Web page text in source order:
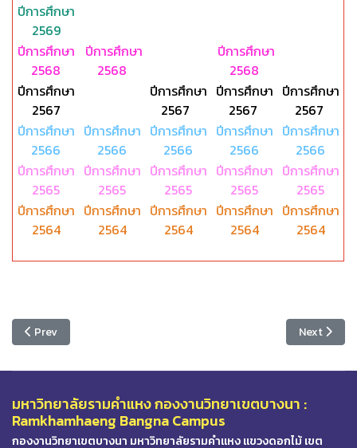
ปีการศึกษา
2569
ปีการศึกษา
2568
ปีการศึกษา
2568
ปีการศึกษา
2568
ปีการศึกษา
2567
ปีการศึกษา
2567
ปีการศึกษา
2567
ปีการศึกษา
2567
ปีการศึกษา
2566
ปีการศึกษา
2566
ปีการศึกษา
2566
ปีการศึกษา
2566
ปีการศึกษา
2566
ปีการศึกษา
2565
ปีการศึกษา
2565
ปีการศึกษา
2565
ปีการศึกษา
2565
ปีการศึกษา
2565
ปีการศึกษา
2564
ปีการศึกษา
2564
ปีการศึกษา
2564
ปีการศึกษา
2564
ปีการศึกษา
2564
Previous article: การจัดการความรู้ (KM) กองงานวิทยาเขตบางนา
Prev Next
Next
มหาวิทยาลัยรามคำแหง กองงานวิทยาเขตบางนา :
Ramkhamhaeng Bangna Campus
กองงานวิทยาเขตบางนา มหาวิทยาลัยรามคำแหง แขวงดอกไม้ เขต